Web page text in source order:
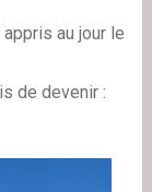
au jour le
de devenir :